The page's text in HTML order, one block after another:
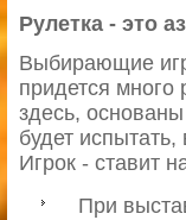
Рулетка - это
Выбирающие
придется много
здесь,
будет
Игрок - ставит
При